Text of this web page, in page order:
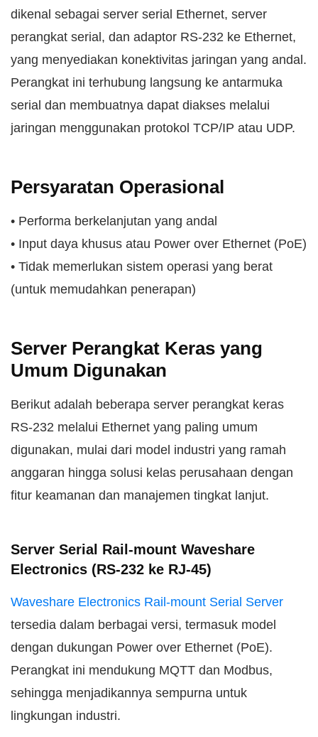
dikenal sebagai server serial Ethernet, server
perangkat serial, dan adaptor RS-232 ke Ethernet,
yang menyediakan konektivitas jaringan yang andal.
Perangkat ini terhubung langsung ke antarmuka
serial dan membuatnya dapat diakses melalui
jaringan menggunakan protokol TCP/IP atau UDP.
Persyaratan Operasional
• Performa berkelanjutan yang andal
• Input daya khusus atau Power over Ethernet (PoE)
• Tidak memerlukan sistem operasi yang berat
(untuk memudahkan penerapan)
Server Perangkat Keras yang
Umum Digunakan
Berikut adalah beberapa server perangkat keras
RS-232 melalui Ethernet yang paling umum
digunakan, mulai dari model industri yang ramah
anggaran hingga solusi kelas perusahaan dengan
fitur keamanan dan manajemen tingkat lanjut.
Server Serial Rail-mount Waveshare
Electronics (RS-232 ke RJ-45)
Waveshare Electronics Rail-mount Serial Server
tersedia dalam berbagai versi, termasuk model
dengan dukungan Power over Ethernet (PoE).
Perangkat ini mendukung MQTT dan Modbus,
sehingga menjadikannya sempurna untuk
lingkungan industri.